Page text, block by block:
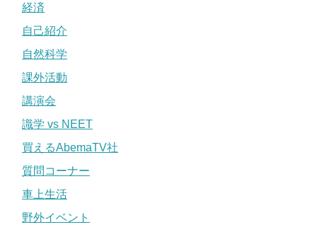
経済
自己紹介
自然科学
課外活動
講演会
識学 vs NEET
買えるAbemaTV社
質問コーナー
車上生活
野外イベント